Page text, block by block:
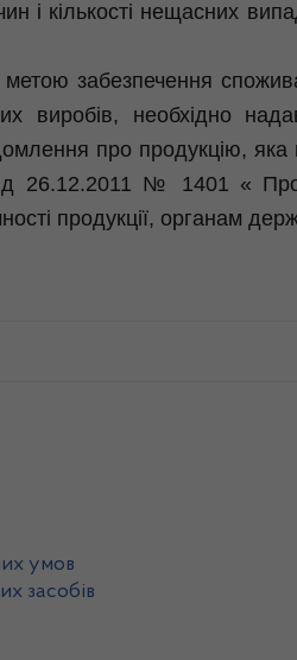
і кількості нещасних
забезпечення
виробів, необхідно
про продукцію,
від 26.12.2011 № 1401 «
продукції, органам
умов
засобів